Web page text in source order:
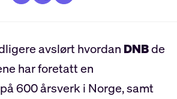
avslørt hvordan DNBde
har foretatt en
600 årsverk i Norge, samt